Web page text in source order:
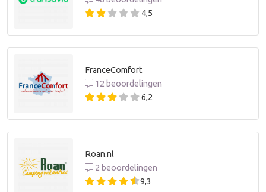
4,5
FranceComfort
12 beoordelingen
6,2
Roan.nl
2 beoordelingen
9,3